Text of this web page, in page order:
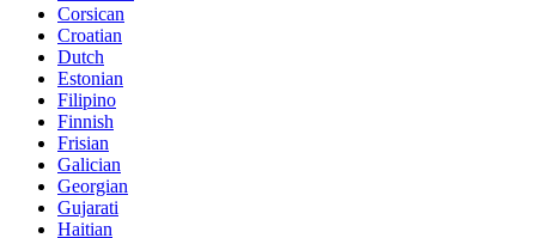
Corsican
Croatian
Dutch
Estonian
Filipino
Finnish
Frisian
Galician
Georgian
Gujarati
Haitian